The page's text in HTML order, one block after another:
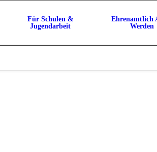
Für Schulen &
Jugendarbeit
Ehrenamtlich
Werden